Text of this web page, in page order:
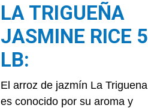
LA TRIGUEÑA
JASMINE RICE 5
LB:
El arroz de jazmín La Triguena
es conocido por su aroma y